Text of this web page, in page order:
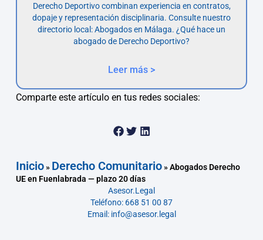
Derecho Deportivo combinan experiencia en contratos,
dopaje y representación disciplinaria. Consulte nuestro
directorio local: Abogados en Málaga. ¿Qué hace un
abogado de Derecho Deportivo?
Leer más >
Comparte este artículo en tus redes sociales:
Inicio» Derecho Comunitario»Abogados Derecho
UE en Fuenlabrada — plazo 20 días
Asesor.Legal
Teléfono: 668 51 00 87
Email: info@asesor.legal